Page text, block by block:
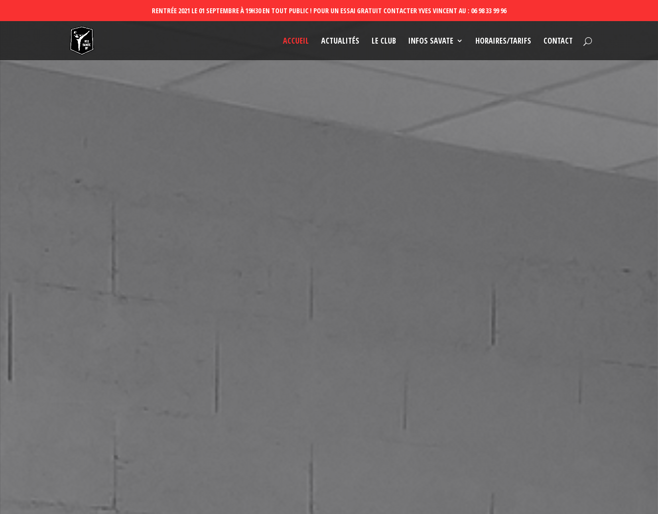
ACCUEIL ACTUALITÉS LE CLUB INFOS SAVATE HORAIRES/TARIFS CONTACT